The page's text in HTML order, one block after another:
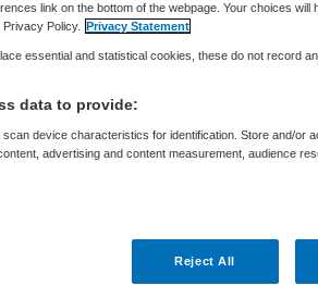
link on the bottom of the webpage. Your choices will
Policy. Privacy Statement
essential and statistical cookies, these do not record
data to provide:
device characteristics for identification. Store and/or
advertising and content measurement, audience
Reject All